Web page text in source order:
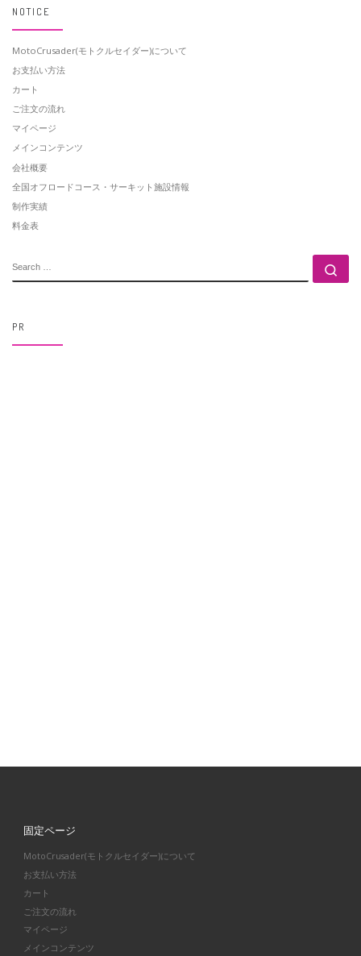
NOTICE
MotoCrusader(モトクルセイダー)について
お支払い方法
カート
ご注文の流れ
マイページ
メインコンテンツ
会社概要
全国オフロードコース・サーキット施設情報
制作実績
料金表
SEARCH
PR
固定ページ
MotoCrusader(モトクルセイダー)について
お支払い方法
カート
ご注文の流れ
マイページ
メインコンテンツ